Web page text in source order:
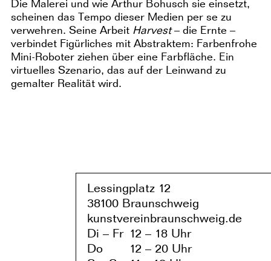
Die Malerei und wie Arthur Bohusch sie einsetzt,
scheinen das Tempo dieser Medien per se zu
verwehren. Seine Arbeit Harvest– die Ernte –
verbindet Figürliches mit Abstraktem: Farbenfrohe
Mini-Roboter ziehen über eine Farbfläche. Ein
virtuelles Szenario, das auf der Leinwand zu
gemalter Realität wird.
Lessingplatz 12
38100 Braunschweig
kunstvereinbraunschweig.de
Di – Fr
Do
12 – 18 Uhr
12 – 20 Uhr